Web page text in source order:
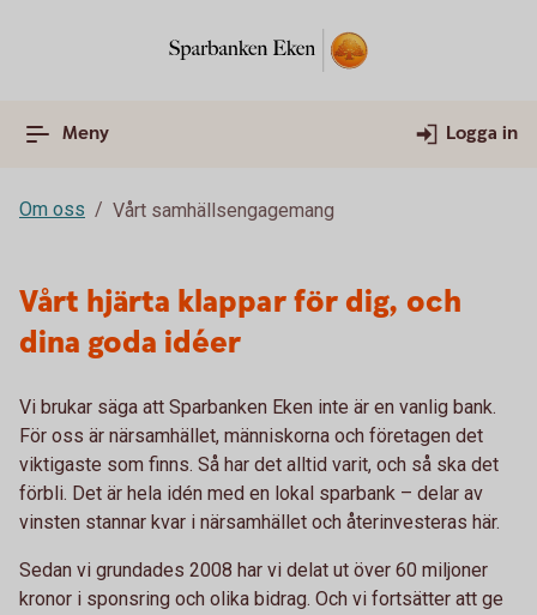
Meny Logga in
Om oss Vårt samhällsengagemang
Vårt hjärta klappar för dig, och
dina goda idéer
Vi brukar säga att Sparbanken Eken inte är en vanlig bank.
För oss är närsamhället, människorna och företagen det
viktigaste som finns. Så har det alltid varit, och så ska det
förbli. Det är hela idén med en lokal sparbank – delar av
vinsten stannar kvar i närsamhället och återinvesteras här.
Sedan vi grundades 2008 har vi delat ut över 60 miljoner
kronor i sponsring och olika bidrag. Och vi fortsätter att ge